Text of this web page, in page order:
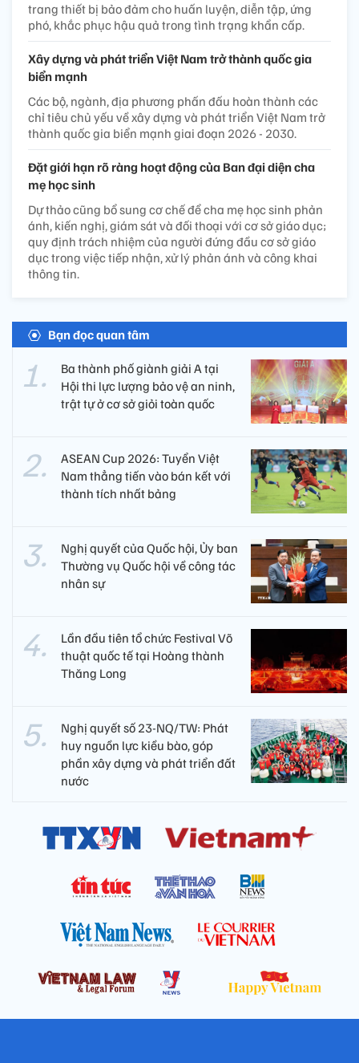
trang thiết bị bảo đảm cho huấn luyện, diễn tập, ứng
phó, khắc phục hậu quả trong tình trạng khẩn cấp.
Xây dựng và phát triển Việt Nam trở thành quốc gia
biển mạnh
Các bộ, ngành, địa phương phấn đấu hoàn thành các
chỉ tiêu chủ yếu về xây dựng và phát triển Việt Nam trở
thành quốc gia biển mạnh giai đoạn 2026 - 2030.
Đặt giới hạn rõ ràng hoạt động của Ban đại diện cha
mẹ học sinh
Dự thảo cũng bổ sung cơ chế để cha mẹ học sinh phản
ánh, kiến nghị, giám sát và đối thoại với cơ sở giáo dục;
quy định trách nhiệm của người đứng đầu cơ sở giáo
dục trong việc tiếp nhận, xử lý phản ánh và công khai
thông tin.
Bạn đọc quan tâm
Ba thành phố giành giải A tại
Hội thi lực lượng bảo vệ an ninh,
trật tự ở cơ sở giỏi toàn quốc
ASEAN Cup 2026: Tuyển Việt
Nam thẳng tiến vào bán kết với
thành tích nhất bảng
Nghị quyết của Quốc hội, Ủy ban
Thường vụ Quốc hội về công tác
nhân sự
Lần đầu tiên tổ chức Festival Võ
thuật quốc tế tại Hoàng thành
Thăng Long
Nghị quyết số 23-NQ/TW: Phát
huy nguồn lực kiều bào, góp
phần xây dựng và phát triển đất
nước